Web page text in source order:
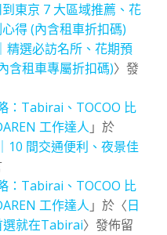
東京 7 大區域推薦、花
得 (內含租車折扣碼)
精選必訪名所、花期預
含租車專屬折扣碼)〉發
：Tabirai、TOCOO 比
工作達人 」於
10 間交通便利、夜景佳
：Tabirai、TOCOO 比
工作達人 」於〈日
選就在Tabirai〉發佈留